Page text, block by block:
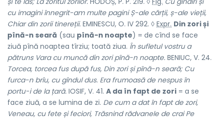
cu imagini înnegrit-am multe pagini Ș-ale cărții, ș-ale vieții,
Chiar din zorii tinereții. EMINESCU, O. IV 292. ◊ Expr. Din zori și
pînă-n seară (sau pînă-n noapte) = de cînd se face
ziuă pînă noaptea tîrziu; toată ziua. În sufletul vostru a
pătruns Vara cu muncă din zori pînă-n noapte. BENIUC, V. 24.
Torcea, torcea fus după fus, Din zori și pînă-n seară; Cu
furca-n brîu, cu gîndul dus. Era frumoasă de nespus în
portu-i de la țară. IOSIF, V. 41. A da în fapt de zori = a se
face ziuă, a se lumina de zi. De cum a dat în fapt de zori,
Veneau, cu fete și feciori, Trăsnind rădvanele de crai Pe